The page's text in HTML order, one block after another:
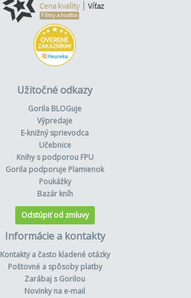
Užitočné odkazy
Gorila BLOGuje
Výpredaje
E-knižný sprievodca
Učebnice
Knihy s podporou FPU
Gorila podporuje Plamienok
Poukážky
Bazár kníh
Odstúpiť od zmluvy
Informácie a kontakty
Kontakty a často kladené otázky
Poštovné a spôsoby platby
Zarábaj s Gorilou
Novinky na e-mail